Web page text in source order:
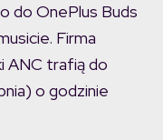
do OnePlus Buds
Firma
ANC trafią do
o godzinie